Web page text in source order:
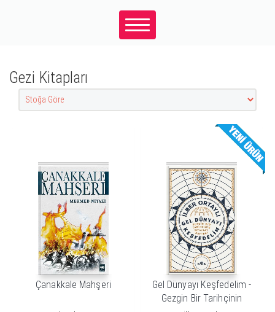
Gezi Kitapları
Çanakkale Mahşeri
Gel Dünyayı Keşfedelim -
Gezgin Bir Tarihçinin